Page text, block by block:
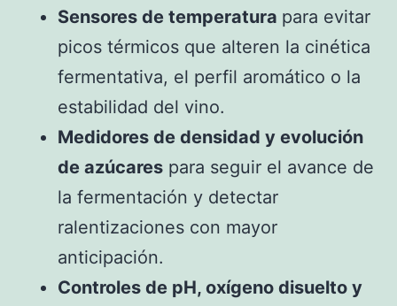
Sensores de temperatura para evitar
picos térmicos que alteren la cinética
fermentativa, el perfil aromático o la
estabilidad del vino.
Medidores de densidad y evolución
de azúcares para seguir el avance de
la fermentación y detectar
ralentizaciones con mayor
anticipación.
Controles de pH, oxígeno disuelto y